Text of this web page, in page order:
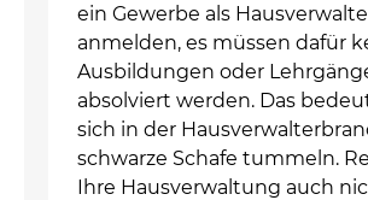
ein Gewerbe als
anmelden, es müssen dafür
Ausbildungen oder
absolviert werden. Das
sich in der
schwarze Schafe tummeln.
Ihre Hausverwaltung auch